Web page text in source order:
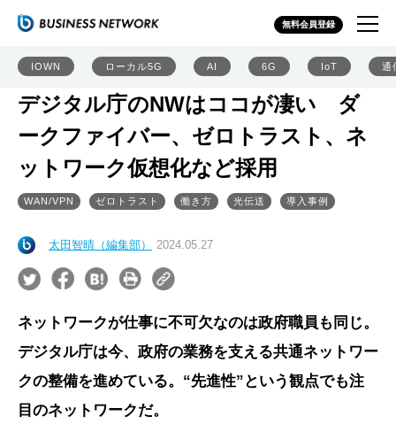
無料会員登録
IOWN ローカル5G AI 6G IoT 通
デジタル庁のNWはココが凄い ダ
ークファイバー、ゼロトラスト、ネ
ットワーク仮想化など採用
WAN/VPN ゼロトラスト 働き方 光伝送 導入事例
太田智晴（編集部） 2024.05.27
ネットワークが仕事に不可欠なのは政府職員も同じ。
デジタル庁は今、政府の業務を支える共通ネットワー
クの整備を進めている。“先進性”という観点でも注
目のネットワークだ。